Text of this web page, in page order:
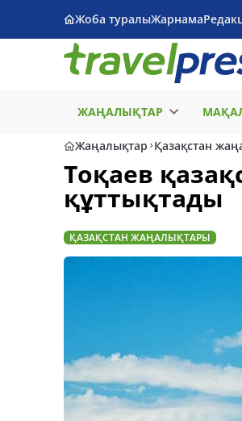
Жоба туралыЖарнама
ЖАҢАЛЫҚТАР
Жаңалықтар Қазақстан
Тоқаев
құттықтады
ҚАЗАҚСТАН ЖАҢАЛЫҚТАРЫ